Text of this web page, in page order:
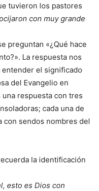
tuvieron los pastores
con muy grande
preguntan «¿Qué hace
La respuesta nos
el significado
del Evangelio en
respuesta con tres
cada una de
con sendos nombres del
la identificación
esto es Dios con